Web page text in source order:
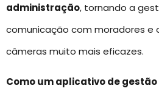
administração, tornando a
comunicação com moradores e
câmeras muito mais eficazes.
Como um aplicativo de